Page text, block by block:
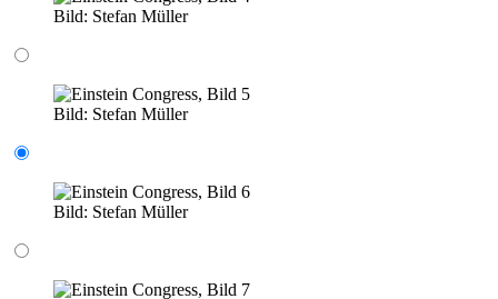
Bild: Stefan Müller
Bild: Stefan Müller
Bild: Stefan Müller